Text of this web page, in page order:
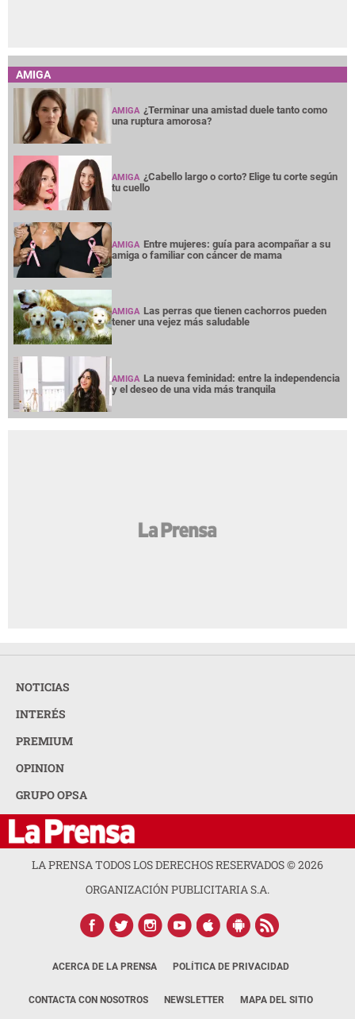
AMIGA
AMIGA ¿Terminar una amistad duele tanto como
una ruptura amorosa?
AMIGA ¿Cabello largo o corto? Elige tu corte según
tu cuello
AMIGA Entre mujeres: guía para acompañar a su
amiga o familiar con cáncer de mama
AMIGA Las perras que tienen cachorros pueden
tener una vejez más saludable
AMIGA La nueva feminidad: entre la independencia
y el deseo de una vida más tranquila
NOTICIAS
INTERÉS
PREMIUM
OPINION
GRUPO OPSA
LA PRENSA TODOS LOS DERECHOS RESERVADOS ©2026
ORGANIZACIÓN PUBLICITARIA S.A.
ACERCA DE LA PRENSA POLÍTICA DE PRIVACIDAD
CONTACTA CON NOSOTROS NEWSLETTER MAPA DEL SITIO